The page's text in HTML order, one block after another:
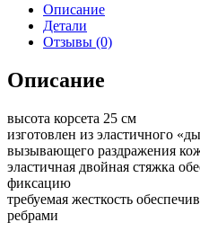
Описание
Детали
Отзывы (0)
Описание
высота корсета 25 см
изготовлен из эластичного
вызывающего раздражения
эластичная двойная стяжка
фиксацию
требуемая жесткость
ребрами